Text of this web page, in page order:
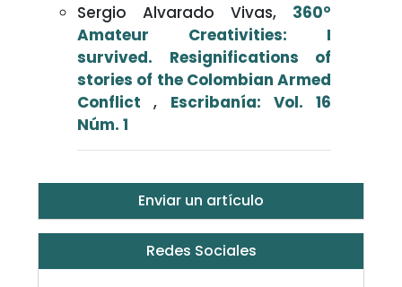
Sergio Alvarado Vivas, 360°
Amateur Creativities: I
survived. Resignifications of
stories of the Colombian Armed
Conflict, Escribanía: Vol. 16
Núm. 1
Enviar un artículo
Redes Sociales